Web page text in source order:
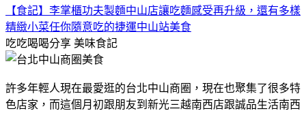
【食記】李掌櫃功夫製麵中山店讓吃麵感受再升級，還有多樣
精緻小菜任你隨意吃的捷運中山站美食
吃吃喝喝分享 美味食記
許多年輕人現在最愛逛的台北中山商圈，現在也聚集了很多特
色店家，而這個月初跟朋友到新光三越南西店跟誠品生活南西